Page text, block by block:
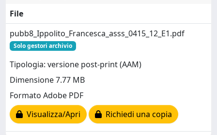
File
pubb8_Ippolito_Francesca_asss_0415_12_E1.pdf
Solo gestori archivio
Tipologia: versione post-print (AAM)
Dimensione 7.77 MB
Formato Adobe PDF
Visualizza/Apri
Richiedi una copia